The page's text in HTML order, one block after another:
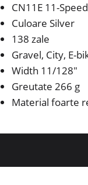
CN11E 11-
Culoare Silver
138 zale
Gravel, City, E-
Width 11/128″
Greutate 266 g
Material foarte